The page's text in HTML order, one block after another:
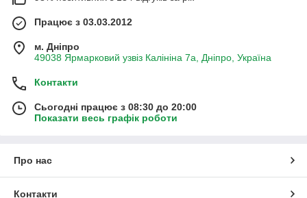
Працює з 03.03.2012
м. Дніпро
49038 Ярмарковий узвіз Калініна 7а, Дніпро, Україна
Контакти
Сьогодні працює з 08:30 до 20:00
Показати весь графік роботи
Про нас
Контакти